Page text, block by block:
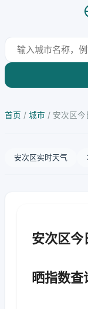
首页 / 城市 / 安次区
安次区实时天气
安次区今
晒指数查